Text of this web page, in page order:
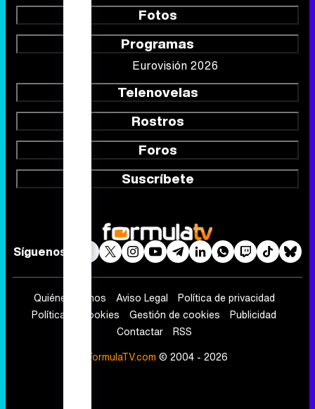
Fotos
Programas
Eurovisión 2026
Telenovelas
Rostros
Foros
Suscríbete
Síguenos
Quiénes somos Aviso Legal
Política de privacidad
Política de cookies
Gestión de cookies
Publicidad
Contactar
RSS
FormulaTV.com © 2004 - 2026